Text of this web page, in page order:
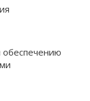
обеспечению